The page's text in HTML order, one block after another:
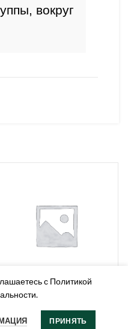
вокруг
Вербейник монетчатый
“Goldilocks”)
с Политикой
ПРИНЯТЬ